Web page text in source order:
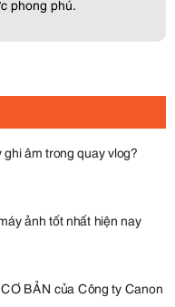
phong phú.
âm trong quay vlog?
ảnh tốt nhất hiện nay
BẢN của Công ty Canon